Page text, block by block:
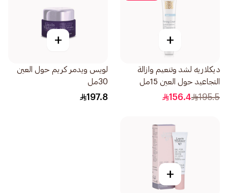
+
ديكلاريه لشد وتنعيم وازالة
التجاعيد حول العين 15مل
195.5
156.4
+
لويس ويدمر كريم حول العين
30مل
197.8
+